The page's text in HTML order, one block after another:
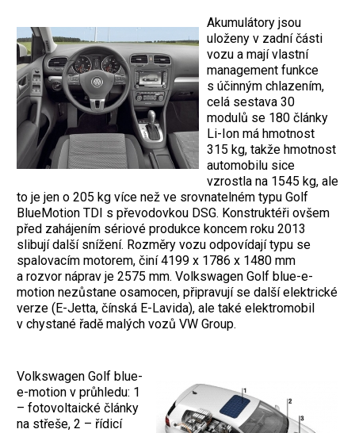
Akumulátory jsou
uloženy v zadní části
vozu a mají vlastní
management funkce
s účinným chlazením,
celá sestava 30
modulů se 180 články
Li-Ion má hmotnost
315 kg, takže hmotnost
automobilu sice
vzrostla na 1545 kg, ale
to je jen o 205 kg více než ve srovnatelném typu Golf
BlueMotion TDI s převodovkou DSG. Konstruktéři ovšem
před zahájením sériové produkce koncem roku 2013
slibují další snížení. Rozměry vozu odpovídají typu se
spalovacím motorem, činí 4199 x 1786 x 1480 mm
a rozvor náprav je 2575 mm. Volkswagen Golf blue-e-
motion nezůstane osamocen, připravují se další elektrické
verze (E-Jetta, čínská E-Lavida), ale také elektromobil
v chystané řadě malých vozů VW Group.
Volkswagen Golf blue-
e-motion v průhledu: 1
– fotovoltaické články
na střeše, 2 – řídicí